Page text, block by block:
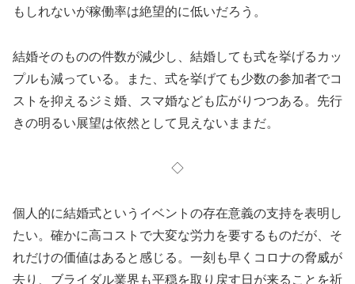
もしれないが稼働率は絶望的に低いだろう。
結婚そのものの件数が減少し、結婚しても式を挙げるカッ
プルも減っている。また、式を挙げても少数の参加者でコ
ストを抑えるジミ婚、スマ婚なども広がりつつある。先行
きの明るい展望は依然として見えないままだ。
◇
個人的に結婚式というイベントの存在意義の支持を表明し
たい。確かに高コストで大変な労力を要するものだが、そ
れだけの価値はあると感じる。一刻も早くコロナの脅威が
去り、ブライダル業界も平穏を取り戻す日が来ることを祈